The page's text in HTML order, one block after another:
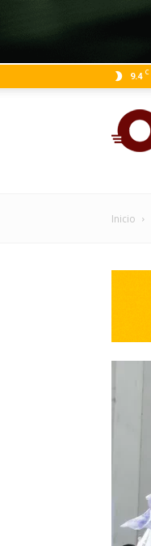
9.4 C
Inicio